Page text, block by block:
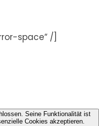
space“ /]
Seine Funktionalität ist
Cookies akzeptieren.